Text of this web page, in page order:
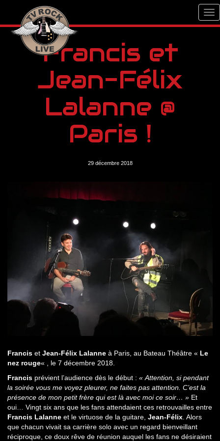
Francis et
Jean-Félix
Lalanne @
Paris !
29 décembre 2018
Francis et Jean-Félix Lalanne à Paris, au Bateau Théâtre « Le
nez rouge« , le 7 décembre 2018.
Francis prévient l’audience dès le début : « Attention, si pendant
la soirée vous me voyez pleurer, ne faites pas attention. C’est la
présence de mon petit frère qui est là avec moi ce soir… » Et
oui… Vingt six ans que les fans attendaient ces retrouvailles entre
Francis Lalanne et le virtuose de la guitare, Jean-Félix . Alors
que chacun vivait sa carrière solo avec un regard bienveillant
réciproque, ce doux rêve de réunion auquel les fans ne désiraient